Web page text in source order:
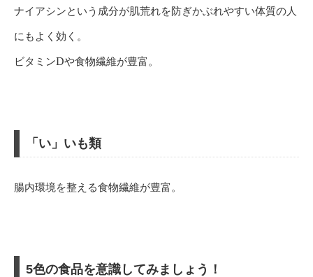
ナイアシンという成分が肌荒れを防ぎかぶれやすい体質の人
にもよく効く。
ビタミンDや食物繊維が豊富。
「い」いも類
腸内環境を整える食物繊維が豊富。
5色の食品を意識してみましょう！